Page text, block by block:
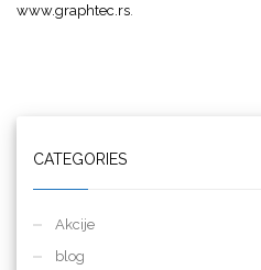
www.graphtec.rs
CATEGORIES
Akcije
blog